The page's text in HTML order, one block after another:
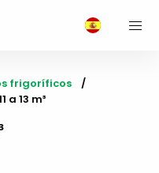
frigoríficos
a 13 m³